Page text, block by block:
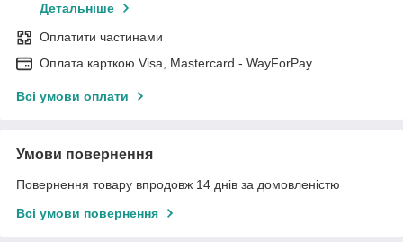
Детальніше
Оплатити частинами
Оплата карткою Visa, Mastercard - WayForPay
Всі умови оплати
Умови повернення
Повернення товару впродовж 14 днів за домовленістю
Всі умови повернення